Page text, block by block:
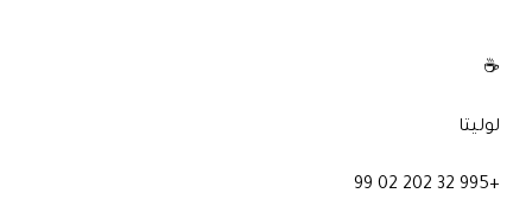
☕
لوليتا
+995 32 202 02 99